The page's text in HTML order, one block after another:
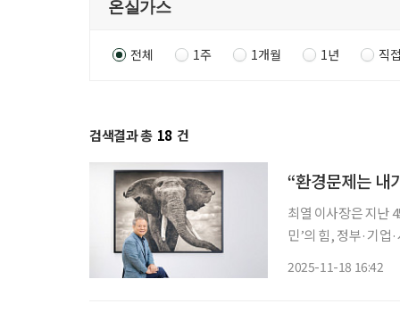
전체 1주 1개월 1년 직
검색결과 총 18 건
“환경문제는 내
최열 이사장은 지난 45년간 한국 환경운동의 최전선에 서왔다. 그가 주창하는 ‘각성한 시
민’의 힘, 정부·기업
2025-11-18 16:42